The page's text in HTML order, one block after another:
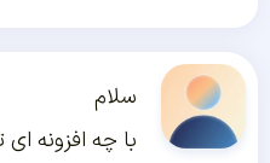
سلام
با چه افزونه